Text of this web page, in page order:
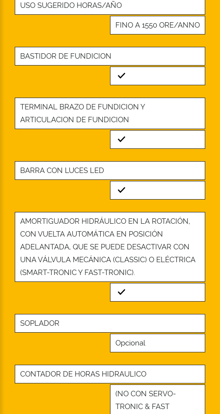
USO SUGERIDO HORAS/AÑO
FINO A 1550 ORE/ANNO
BASTIDOR DE FUNDICION
Standard
TERMINAL BRAZO DE FUNDICION Y
ARTICULACION DE FUNDICION
Standard
BARRA CON LUCES LED
Standard
AMORTIGUADOR HIDRÁULICO EN LA ROTACIÓN,
CON VUELTA AUTOMÁTICA EN POSICIÓN
ADELANTADA, QUE SE PUEDE DESACTIVAR CON
UNA VÁLVULA MECÁNICA (CLASSIC) O ELÉCTRICA
(SMART-TRONIC Y FAST-TRONIC).
Standard
SOPLADOR
Opcional
CONTADOR DE HORAS HIDRAULICO
(NO CON SERVO-
TRONIC & FAST